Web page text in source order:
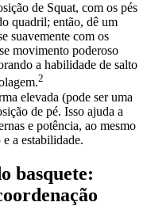
de Squat, com os pés
quadril; então, dê um
suavemente com os
movimento poderoso
a habilidade de salto
2
elevada (pode ser uma
de pé. Isso ajuda a
e potência, ao mesmo
a estabilidade.
basquete: